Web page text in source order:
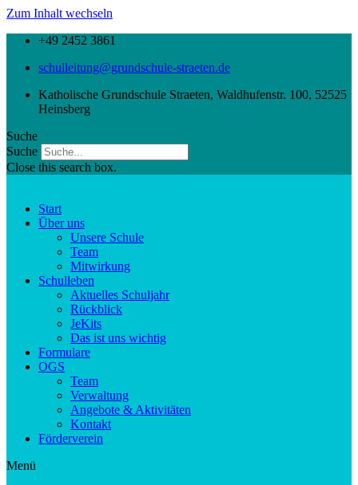
Zum Inhalt wechseln
+49 2452 3861
schulleitung@grundschule-straeten.de
Katholische Grundschule Straeten, Waldhufenstr. 100, 52525
Heinsberg
Suche
Suche
Close this search box.
Start
Über uns
Unsere Schule
Team
Mitwirkung
Schulleben
Aktuelles Schuljahr
Rückblick
JeKits
Das ist uns wichtig
Formulare
OGS
Team
Verwaltung
Angebote & Aktivitäten
Kontakt
Förderverein
Menü